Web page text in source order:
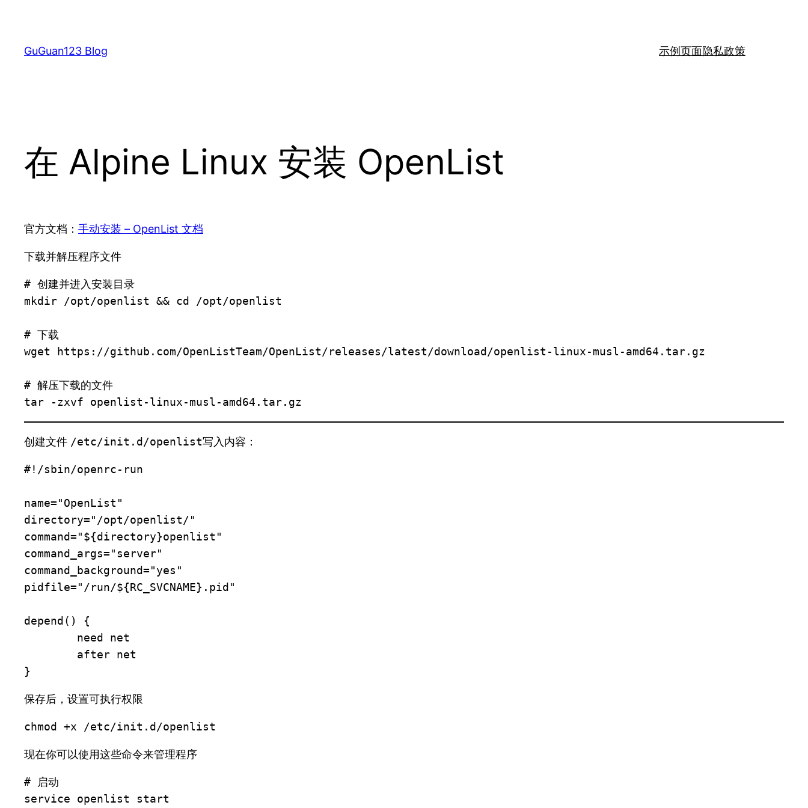
GuGuan123 Blog 示例页面隐私政策
在 Alpine Linux 安装 OpenList
官方文档： 手动安装 – OpenList 文档
下载并解压程序文件
# 创建并进入安装目录
mkdir /opt/openlist && cd /opt/openlist
# 下载
wget https://github.com/OpenListTeam/OpenList/releases/latest/download/openlist-linux-musl-amd64.tar.gz
# 解压下载的文件
tar -zxvf openlist-linux-musl-amd64.tar.gz
创建文件 /etc/init.d/openlist写入内容：
#!/sbin/openrc-run
name="OpenList"
directory="/opt/openlist/"
command="${directory}openlist"
command_args="server"
command_background="yes"
pidfile="/run/${RC_SVCNAME}.pid"
depend() {
}
保存后，设置可执行权限
chmod +x /etc/init.d/openlist
现在你可以使用这些命令来管理程序
# 启动
service openlist start